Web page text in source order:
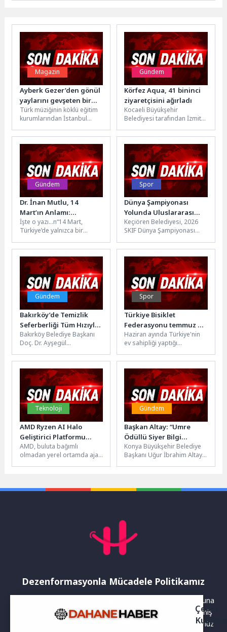
Magazin
Ayberk Gezer’den gönül
yaylarını gevşeten bir
başlangıç!
Türk müziğinin köklü eğitim
kurumlarından İstanbul
Müziği Devlet
Konservatuvarı Çalgı
Bölümü’nü hem...
Gündem
Körfez Aqua, 41 bininci
ziyaretçisini ağırladı
Kocaeli Büyükşehir
Belediyesi tarafından İzmit
açılan Körfez Aqua Kıtalar
Akvaryumu, kısa sürede...
Gündem
Dr. İnan Mutlu, 14
Mart’ın Anlamı:
Tıbbiyeden Bugüne
İşte o yazı…n“14 Mart,
Türkiye’de yalnızca bir
Kökeni, tıp öğrencilerinin ve
hekimlerin...
Spor
Dünya Şampiyonası
Yolunda Uluslararası
Karate Semineri
Keçiören’de Tamamlandı
Keçiören Belediyesi, 2026
SKIF Dünya Şampiyonası
düzenlenen Uluslararası
Özel Antrenman Semineri’ne
ev sahipliği...
Gündem
Bakırköy’de Temizlik
Seferberliği Tüm Hızıyla
Sürüyor
Bakırköy Belediye Başkanı
Doç. Dr. Ayşegül
gelmesinin ardından ilçede
başlatılan temizlik
seferberliği çalışmaları...
Spor
Türkiye Bisiklet
Federasyonu temmuz ayı
takvimi
Haziran ayında Türkiye'nin
ev sahipliği yaptığı
organizasyonlar ve milli
sporcuların Avrupa'da elde
ettiği başarılı...
Teknoloji
AMD Ryzen AI Halo
Geliştirici Platformu
ABD’de Satışa Sunuldu
AMD, buluta bağımlı
olmadan yerel ortamda ajan
Gündem
Başkan Altay: “Umre
Ödüllü Siyer Bilgi
Yarışmamızı Kazanan
100 Öğrencimiz Anne-
Babalarıyla Kutsal
Kazandı”
Konya Büyükşehir Belediye
Başkanı Uğur İbrahim Altay,
Dezenformasyonla Mücadele Politikamız
Yayınlanan haberler doğruluk ilkesi gözetilerek hazırlanır. Buna
rağmen bazı içeriklerde eksik, hatalı veya güncelliğini yitirmiş
bilgiler bulunabilir.Yanlış veya yanıltıcı olduğunu düşündüğünüz
Çerez